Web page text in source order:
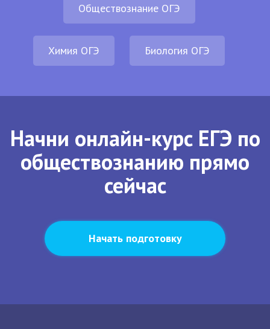
Обществознание ОГЭ
Химия ОГЭ Биология ОГЭ
Начни онлайн-курс ЕГЭ по
обществознанию прямо
сейчас
Начать подготовку